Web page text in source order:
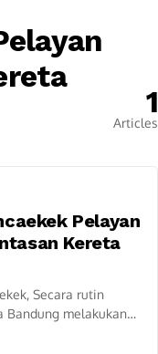
1
Articles
Pelayan
Kereta
Secara rutin
Bandung melakukan